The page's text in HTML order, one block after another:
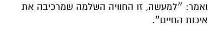
ואמר: ״למעשה, זו החוויה השלמה שמרכיבה את
איכות החיים״.